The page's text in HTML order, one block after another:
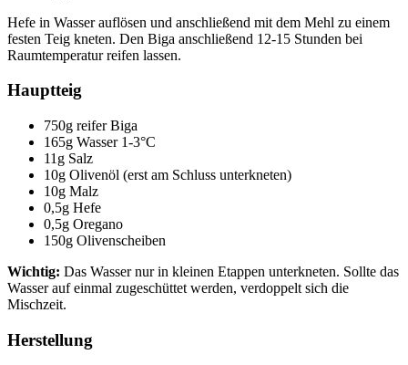
Hefe in Wasser auflösen und anschließend mit dem Mehl zu einem
festen Teig kneten. Den Biga anschließend 12-15 Stunden bei
Raumtemperatur reifen lassen.
Hauptteig
750g reifer Biga
165g Wasser 1-3°C
11g Salz
10g Olivenöl (erst am Schluss unterkneten)
10g Malz
0,5g Hefe
0,5g Oregano
150g Olivenscheiben
Wichtig: Das Wasser nur in kleinen Etappen unterkneten. Sollte das
Wasser auf einmal zugeschüttet werden, verdoppelt sich die
Mischzeit.
Herstellung